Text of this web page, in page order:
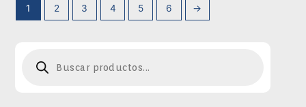
productos
1 2 3 4 5 6 →